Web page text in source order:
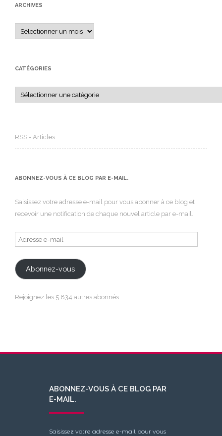
ARCHIVES
Archives
CATÉGORIES
Catégories
RSS - Articles
ABONNEZ-VOUS À CE BLOG PAR E-MAIL.
Saisissez votre adresse e-mail pour vous abonner à ce blog et
recevoir une notification de chaque nouvel article par e-mail.
Adresse
e-
mail
Abonnez-vous
Rejoignez les 5 834 autres abonnés
ABONNEZ-VOUS À CE BLOG PAR
E-MAIL.
Saisissez votre adresse e-mail pour vous